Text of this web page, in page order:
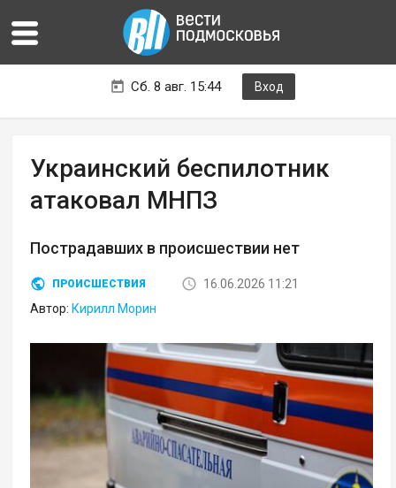
Сб. 8 авг. 15:44 Вход
Украинский беспилотник
атаковал МНПЗ
Пострадавших в происшествии нет
ПРОИСШЕСТВИЯ
16.06.2026 11:21
Автор: Кирилл Морин